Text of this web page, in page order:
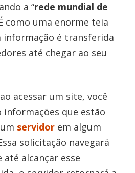
a “rede mundial de
como uma enorme teia
informação é transferida
até chegar ao seu
acessar um site, você
que estão
servidor em algum
solicitação navegará
alcançar esse